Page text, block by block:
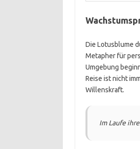
Die Lotusblume
Metapher für
Umgebung
Reise ist nicht
Willenskraft.
Im Laufe